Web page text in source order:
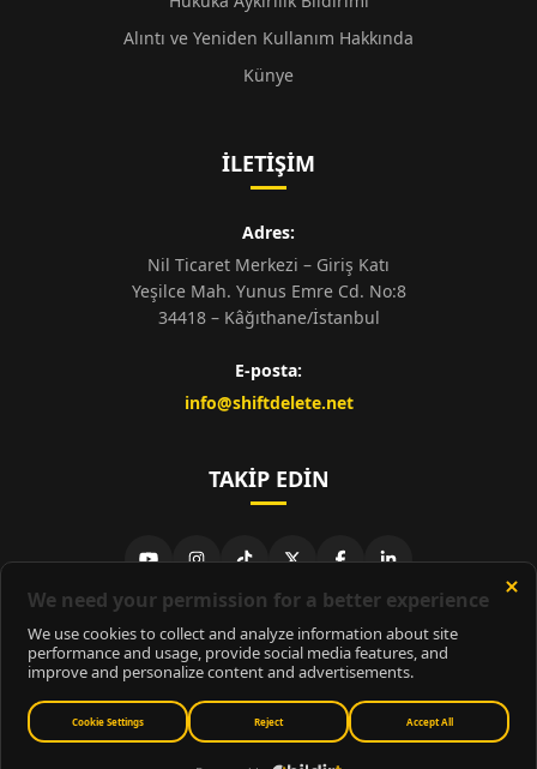
Alıntı ve Yeniden Kullanım Hakkında
Künye
İLETIŞIM
Adres:
Nil Ticaret Merkezi – Giriş Katı
Yeşilce Mah. Yunus Emre Cd. No:8
34418 – Kâğıthane/İstanbul
E-posta:
info@shiftdelete.net
TAKIP EDIN
© 2026ShiftDelete.Net- Tüm hakları saklıdır.
ShiftDelete.Net, İnternet Medyası ve Bilişim Muhabirleri Derneği
üyesidir.